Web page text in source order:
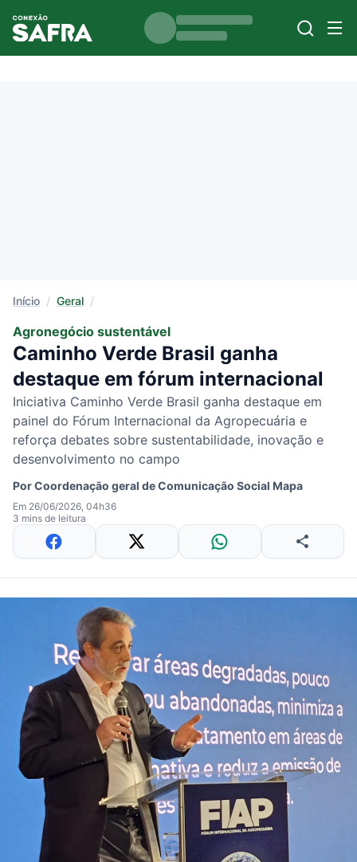
Início / Geral /
Agronegócio sustentável
Caminho Verde Brasil ganha
destaque em fórum internacional
Iniciativa Caminho Verde Brasil ganha destaque em
painel do Fórum Internacional da Agropecuária e
reforça debates sobre sustentabilidade, inovação e
desenvolvimento no campo
PorCoordenação geral de Comunicação Social Mapa
Em 26/06/2026, 04h36
3 mins de leitura